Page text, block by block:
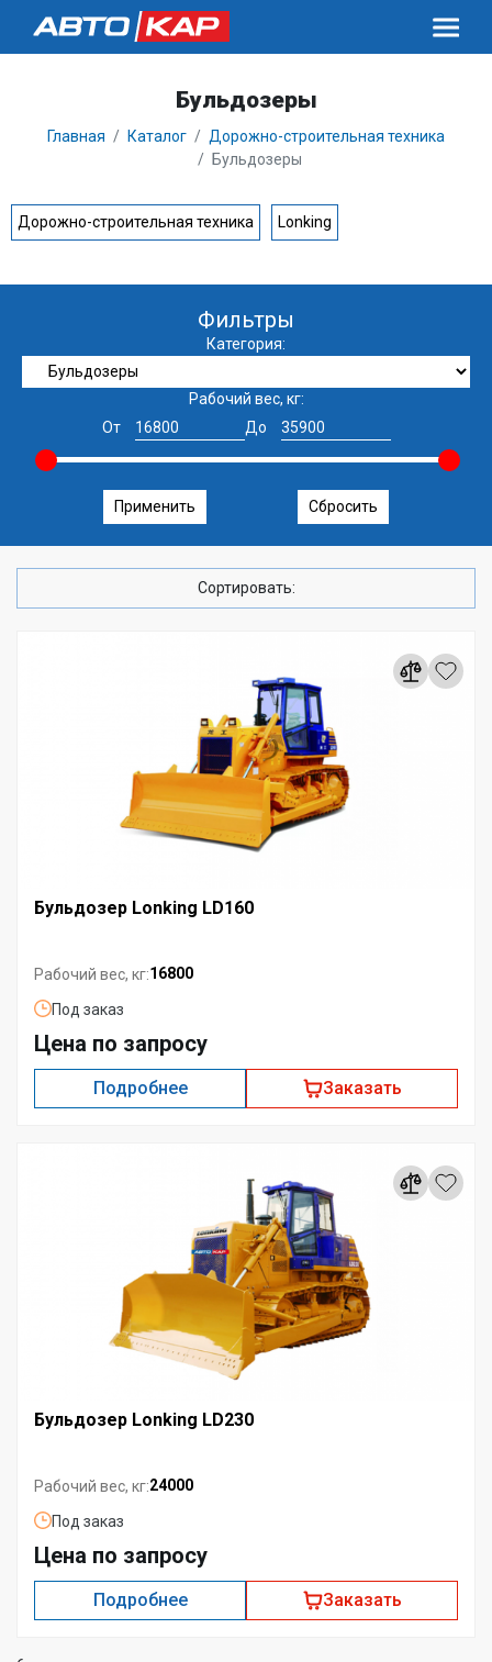
Бульдозеры
Главная Каталог
Дорожно-строительная техника
Бульдозеры
Дорожно-строительная техника Lonking
Фильтры
Категория:
Рабочий вес, кг:
От
До
Применить Сбросить
Сортировать:
Бульдозер Lonking LD160
Рабочий вес, кг:16800
Под заказ
Цена по запросу
Подробнее Заказать
Бульдозер Lonking LD230
Рабочий вес, кг:24000
Под заказ
Цена по запросу
Подробнее Заказать